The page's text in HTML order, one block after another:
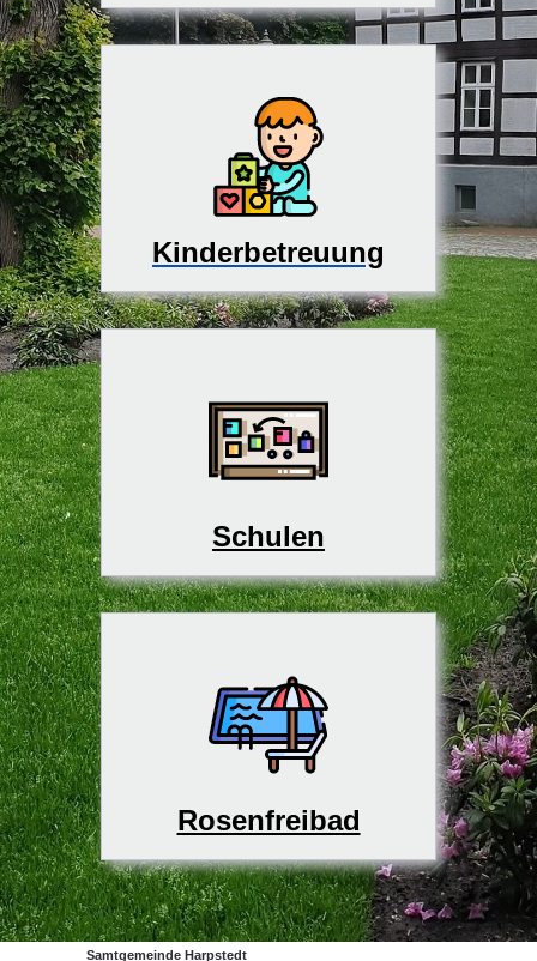
Kinderbetreuung
Schulen
Rosenfreibad
Samtgemeinde Harpstedt